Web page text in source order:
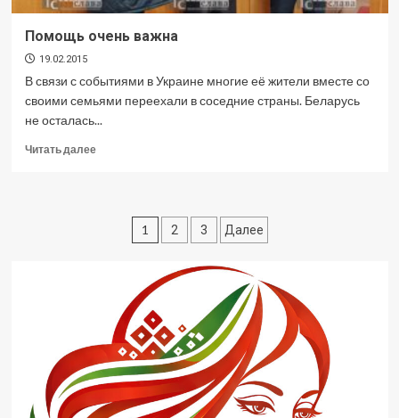
Помощь очень важна
19.02.2015
В связи с событиями в Украине многие её жители вместе со
своими семьями переехали в соседние страны. Беларусь
не осталась...
Читать далееПрочитать
Пагинация
записей
1 2 3 Далее